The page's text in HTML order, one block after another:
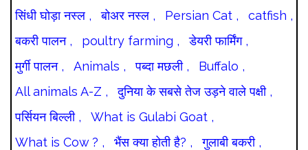
सिंधी घोड़ा नस्ल ,
बोअर नस्ल , Persian Cat ,
catfish ,
बकरी पालन ,
poultry farming ,
डेयरी फार्मिंग ,
मुर्गी पालन ,
Animals , पब्दा मछली ,
Buffalo ,
All animals A-Z ,
दुनिया के सबसे तेज उड़ने वाले पक्षी ,
पर्सियन बिल्ली ,
What is Gulabi Goat ,
What is Cow ? ,
भैंस क्या होती है? ,
गुलाबी बकरी ,